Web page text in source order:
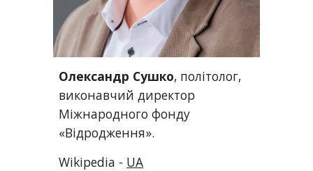
Олександр Сушко, політолог,
виконавчий директор
Міжнародного фонду
«Відродження».
Wikipedia - UA